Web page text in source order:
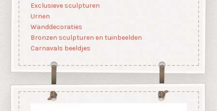
Exclusieve sculpturen
Urnen
Wanddecoraties
Bronzen sculpturen en tuinbeelden
Carnavals beeldjes